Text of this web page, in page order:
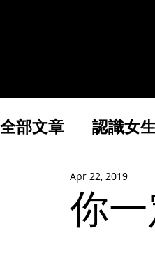
全部文章 認識女
財富與創業
你
Apr 22, 2019